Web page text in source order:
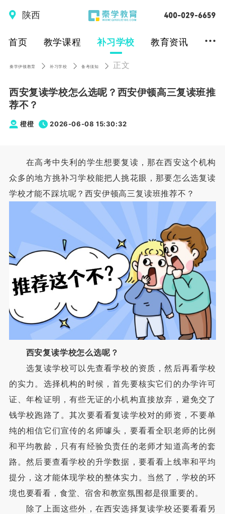
陕西
首页 教学课程 补习学校 教育资讯 ...
秦学伊顿教育 补习学校 备考须知 正文
西安复读学校怎么选呢？西安伊顿高三复读班推
荐不？
橙橙 2026-06-08 15:30:32
在高考中失利的学生想要复读，那在西安这个机构
众多的地方挑补习学校能把人挑花眼，那要怎么选复读
学校才能不踩坑呢？西安伊顿高三复读班推荐不？
西安复读学校怎么选呢？
选复读学校可以先查看学校的资质，然后再看学校
的实力。选择机构的时候，首先要核实它们的办学许可
证、年检证明，有些无证的小机构直接放弃，避免交了
钱学校跑路了。其次要看看复读学校对的师资，不要单
纯的相信它们宣传的名师噱头，要看看全职老师的比例
和平均教龄，只有有经验负责任的老师才知道高考的套
路。然后要查看学校的升学数据，要看看上线率和平均
提分，这才能体现学校的整体实力。当然了，学校的环
境也要看看，食堂、宿舍和教室氛围都是很重要的。
除了上面这些外，在西安选择复读学校还要看看另